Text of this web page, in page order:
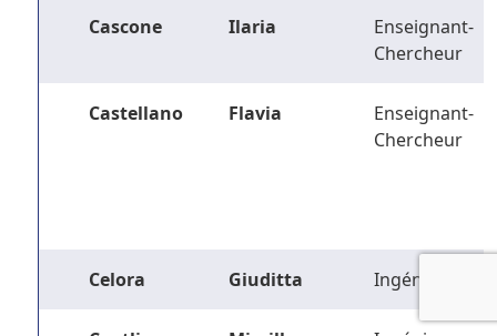
Cascone Ilaria
Enseignant-
Chercheur
Castellano Flavia
Enseignant-
Chercheur
Celora Giuditta Ingénieur